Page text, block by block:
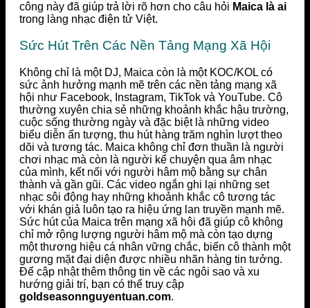
công này đã giúp trả lời rõ hơn cho câu hỏi Maica là ai
trong làng nhạc điện tử Việt.
Sức Hút Trên Các Nền Tảng Mạng Xã Hội
Không chỉ là một DJ, Maica còn là một KOC/KOL có
sức ảnh hưởng mạnh mẽ trên các nền tảng mạng xã
hội như Facebook, Instagram, TikTok và YouTube. Cô
thường xuyên chia sẻ những khoảnh khắc hậu trường,
cuộc sống thường ngày và đặc biệt là những video
biểu diễn ấn tượng, thu hút hàng trăm nghìn lượt theo
dõi và tương tác. Maica không chỉ đơn thuần là người
chơi nhạc mà còn là người kể chuyện qua âm nhạc
của mình, kết nối với người hâm mộ bằng sự chân
thành và gần gũi. Các video ngắn ghi lại những set
nhạc sôi động hay những khoảnh khắc cô tương tác
với khán giả luôn tạo ra hiệu ứng lan truyền mạnh mẽ.
Sức hút của Maica trên mạng xã hội đã giúp cô không
chỉ mở rộng lượng người hâm mộ mà còn tạo dựng
một thương hiệu cá nhân vững chắc, biến cô thành một
gương mặt đại diện được nhiều nhãn hàng tin tưởng.
Để cập nhật thêm thông tin về các ngôi sao và xu
hướng giải trí, bạn có thể truy cập
goldseasonnguyentuan.com.